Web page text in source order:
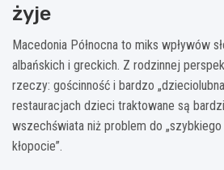
żyje
Macedonia Północna to miks wpływów
albańskich i greckich. Z rodzinnej
rzeczy: gościnność i bardzo
restauracjach dzieci traktowane są
wszechświata niż problem do „szybkiego
kłopocie”.